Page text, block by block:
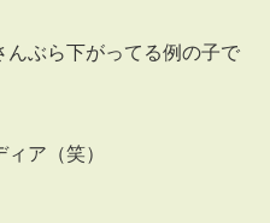
んぶら下がってる例の子で
ア（笑）